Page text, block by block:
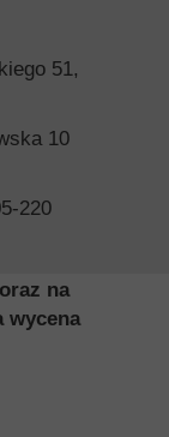
51,
10
220
na
wycena